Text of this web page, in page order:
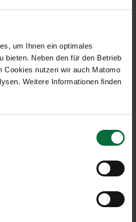
um Ihnen ein optimales
bieten. Neben den für den Betrieb
Cookies nutzen wir auch Matomo
Weitere Informationen finden
den Arbeitsplatz am
mit dem 3. Platz